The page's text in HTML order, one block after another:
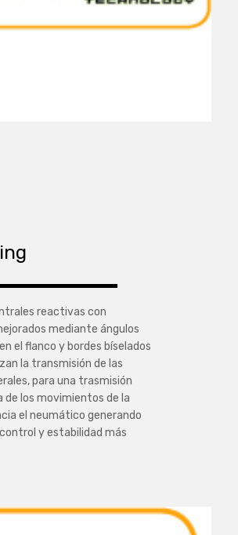
reactivas con
mediante ángulos
el flanco y bordes bíselados
la transmisión de las
para una trasmisión
los movimientos de la
el neumático generando
y estabilidad más